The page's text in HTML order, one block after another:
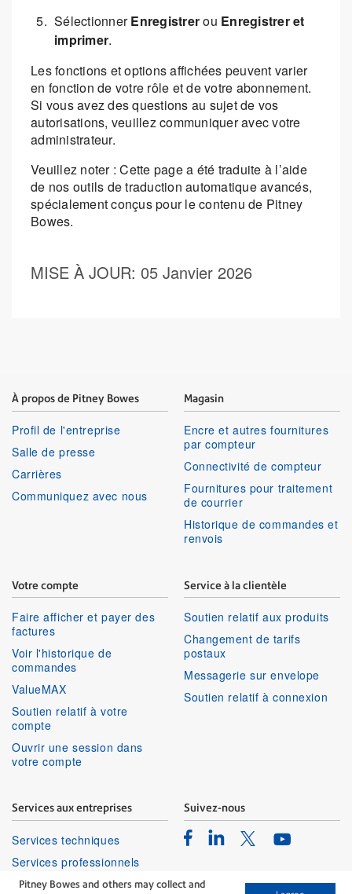
Pitney Bowes and others may collect and
SélectionnerEnregistrerou Enregistrer et
imprimer.
Les fonctions et options affichées peuvent varier
en fonction de votre rôle et de votre abonnement.
Si vous avez des questions au sujet de vos
autorisations, veuillez communiquer avec votre
administrateur.
Veuillez noter : Cette page a été traduite à l’aide
de nos outils de traduction automatique avancés,
spécialement conçus pour le contenu de Pitney
Bowes.
MISE À JOUR: 05 Janvier 2026
À propos de Pitney Bowes
Profil de l'entreprise
Salle de presse
Carrières
Communiquez avec nous
Magasin
Encre et autres fournitures
par compteur
Connectivité de compteur
Fournitures pour traitement
de courrier
Historique de commandes et
renvois
Votre compte
Faire afficher et payer des
factures
Voir l'historique de
commandes
ValueMAX
Soutien relatif à votre
compte
Ouvrir une session dans
votre compte
Service à la clientèle
Soutien relatif aux produits
Changement de tarifs
postaux
Messagerie sur envelope
Soutien relatif à connexion
Services aux entreprises
Services techniques
Services professionnels
Suivez-nous
FacebookLinkedinTwitterYoutube